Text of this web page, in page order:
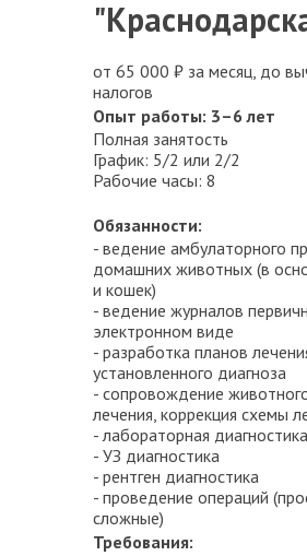
от 65 000 ₽ за месяц, до
налогов
Опыт работы: 3–6 лет
Полная занятость
График: 5/2 или 2/2
Рабочие часы: 8
Обязанности:
- ведение амбулаторного
домашних животных (в
и кошек)
- ведение журналов
электронном виде
- разработка планов
установленного диагноза
- сопровождение
лечения, коррекция схемы
- лабораторная диагностика
- УЗ диагностика
- рентген диагностика
- проведение операций
сложные)
Требования: